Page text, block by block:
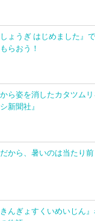
しょうぎ はじめました』
らおう！
ら姿を消したカタツム
新聞社』
から、暑いのは当たり前
きんぎょすくいめいじん